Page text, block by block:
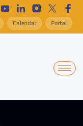
Portal
Calendar